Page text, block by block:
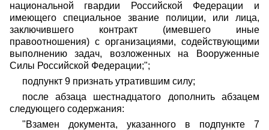
национальной гвардии Российской Федерации и
имеющего специальное звание полиции, или лица,
заключившего контракт (имевшего иные
правоотношения) с организациями, содействующими
выполнению задач, возложенных на Вооруженные
Силы Российской Федерации;";
подпункт 9 признать утратившим силу;
после абзаца шестнадцатого дополнить абзацем
следующего содержания:
"Взамен документа, указанного в подпункте 7